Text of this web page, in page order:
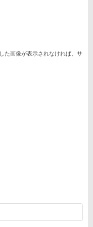
た画像が表示されなければ、サ